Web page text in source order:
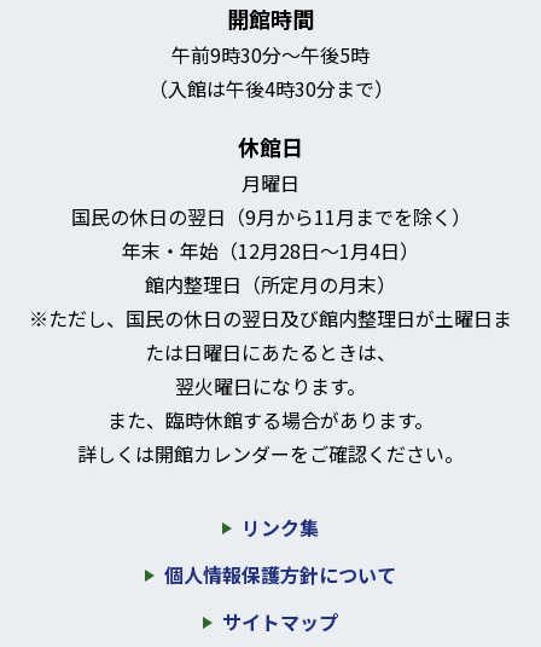
開館時間
午前9時30分～午後5時
（入館は午後4時30分まで）
休館日
月曜日
国民の休日の翌日（9月から11月までを除く）
年末・年始（12月28日～1月4日）
館内整理日（所定月の月末）
※ただし、国民の休日の翌日及び館内整理日が土曜日ま
たは日曜日にあたるときは、
翌火曜日になります。
また、臨時休館する場合があります。
詳しくは開館カレンダーをご確認ください。
リンク集
個人情報保護方針について
サイトマップ